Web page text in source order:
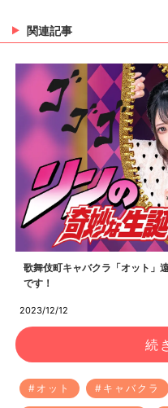
関連記事
2023/12/12
歌舞伎町キャバクラ「オット」
です！
#オット #キャバクラ
続